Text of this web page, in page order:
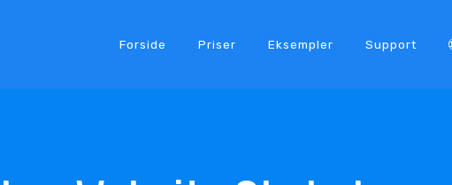
Forside Priser Eksempler Support